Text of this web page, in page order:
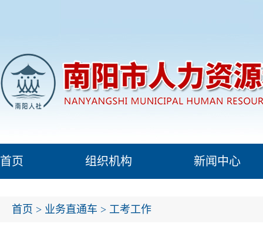
首页 组织机构 新闻中心
首页 > 业务直通车 > 工考工作